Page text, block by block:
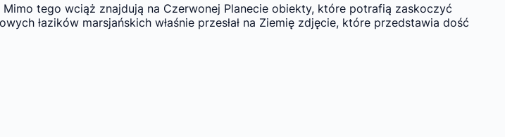
tego wciąż znajdują na Czerwonej Planecie obiekty, które potrafią zaskoczyć
łazików marsjańskich właśnie przesłał na Ziemię zdjęcie, które przedstawia dość